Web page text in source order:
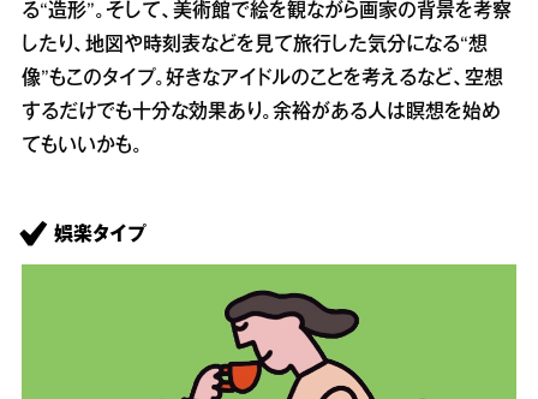
る“造形”。そして、美術館で絵を観ながら画家の背景を考察
したり、地図や時刻表などを見て旅行した気分になる“想
像”もこのタイプ。好きなアイドルのことを考えるなど、空想
するだけでも十分な効果あり。余裕がある人は瞑想を始め
てもいいかも。
娯楽タイプ